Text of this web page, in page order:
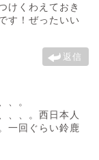
けくわえておき
す！ぜったいい
返信
、。
、、。西日本人
一回ぐらい鈴鹿